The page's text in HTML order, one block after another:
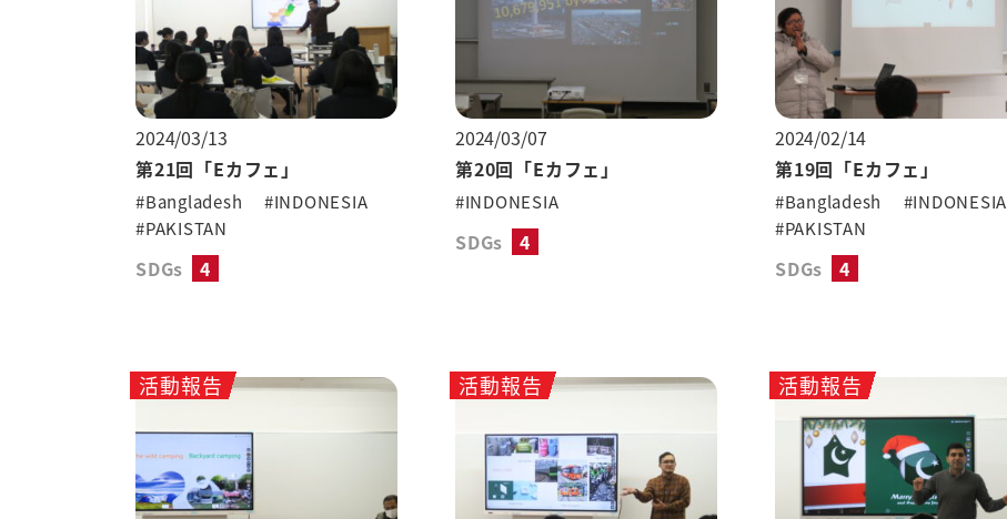
2024/03/13
第21回「Eカフェ」
#Bangladesh
#INDONESIA
#PAKISTAN
SDGs 4
2024/03/07
第20回「Eカフェ」
#INDONESIA
SDGs 4
2024/02/14
第19回「Eカフェ」
#Bangladesh
#INDONESIA
#PAKISTAN
SDGs 4
活動報告 活動報告 活動報告